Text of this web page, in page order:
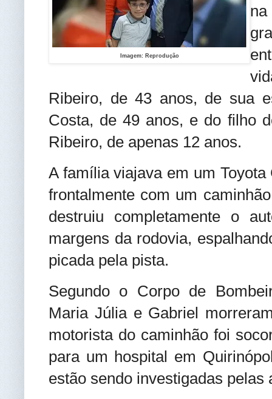
Imagem: Reprodução
na
Ribeiro, de 43 anos, de sua
Costa, de 49 anos, e do filho
Ribeiro, de apenas 12 anos.
A família viajava em um
frontalmente com um
destruiu completamente o
margens da rodovia,
picada pela pista.
Segundo o Corpo de
Maria Júlia e Gabriel
motorista do caminhão foi
para um hospital em
estão sendo investigadas pelas